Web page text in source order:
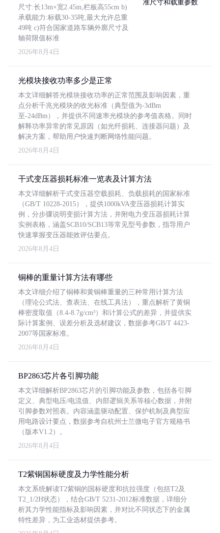
尺寸:长13m×宽2.45m,栏板高55cm b)
承载能力:标载30-35吨,最大允许总重
49吨 c)符合国家道路车辆外廓尺寸及
轴荷限值标准
2026年8月4日
光模块接收功率多少是正常
本文详细解答光模块接收功率的正常范围及影响因素，重
点分析千兆光模块的收光标准（典型值为-3dBm
至-24dBm），并提供不同速率光模块的参考值表格。同时
解释功率异常的常见原因（如光纤损耗、连接器问题）及
解决方案，帮助用户快速判断网络性能问题。
2026年8月4日
干式变压器损耗标准一览表及计算方法
本文详细解析干式变压器空载损耗、负载损耗的国家标准
（GB/T 10228-2015），提供1000kVA变压器损耗计算实
例，分步骤说明变损计算方法，并附电力变压器损耗计算
实例表格，涵盖SCB10/SCB13等常见型号参数，指导用户
快速掌握变压器能效评估要点。
2026年8月4日
铜棒的重量计算方法有哪些
本文详细介绍了铜棒和黄铜棒重量的三种常用计算方法
（理论公式法、查表法、在线工具法），重点解析了黄铜
棒密度取值（8.4-8.7g/cm³）和计算公式的差异，并提供实
际计算案例、误差分析及选材建议，数据参考GB/T 4423-
2007等国家标准。
2026年8月4日
BP2863芯片各引脚功能
本文详细解析BP2863芯片的引脚功能及参数，包括各引脚
定义、典型电压/电流值、内部逻辑关系等核心数据，并附
引脚参数对照表。内容涵盖驱动配置、保护机制及典型应
用电路设计要点，数据参考自杭州士兰微电子官方规格书
（版本V1.2）。
2026年8月4日
T2紫铜国标硬度及力学性能分析
本文系统解读T2紫铜的国标硬度和抗拉强度（包括T2及
T2_1/2H状态），结合GB/T 5231-2012标准数据，详细分
析其力学性能指标及影响因素，并对比不同状态下的金属
特性差异，为工业选材提供参考。